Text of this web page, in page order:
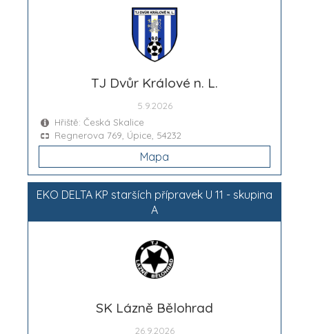
TJ Dvůr Králové n. L.
5.9.2026
Hřiště: Česká Skalice
Regnerova 769, Úpice, 54232
Mapa
EKO DELTA KP starších přípravek U 11 - skupina
A
SK Lázně Bělohrad
26.9.2026